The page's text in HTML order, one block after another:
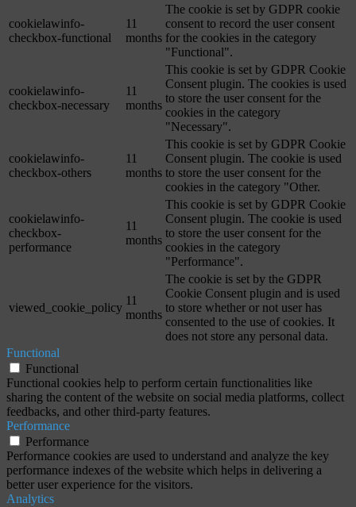
cookielawinfo-
checkbox-functional
11
months
The cookie is set by GDPR cookie
consent to record the user consent
for the cookies in the category
"Functional".
cookielawinfo-
checkbox-necessary
11
months
This cookie is set by GDPR Cookie
Consent plugin. The cookies is used
to store the user consent for the
cookies in the category
"Necessary".
cookielawinfo-
checkbox-others
11
months
This cookie is set by GDPR Cookie
Consent plugin. The cookie is used
to store the user consent for the
cookies in the category "Other.
cookielawinfo-
checkbox-
performance
11
months
This cookie is set by GDPR Cookie
Consent plugin. The cookie is used
to store the user consent for the
cookies in the category
"Performance".
viewed_cookie_policy
11
months
The cookie is set by the GDPR
Cookie Consent plugin and is used
to store whether or not user has
consented to the use of cookies. It
does not store any personal data.
Functional
Functional
Functional cookies help to perform certain functionalities like
sharing the content of the website on social media platforms, collect
feedbacks, and other third-party features.
Performance
Performance
Performance cookies are used to understand and analyze the key
performance indexes of the website which helps in delivering a
better user experience for the visitors.
Analytics